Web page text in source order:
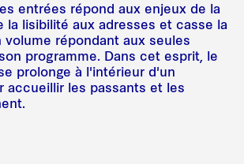
entrées répond aux enjeux de la
la lisibilité aux adresses et casse la
répondant aux seules
programme. Dans cet esprit, le
prolonge à l'intérieur d'un
accueillir les passants et les